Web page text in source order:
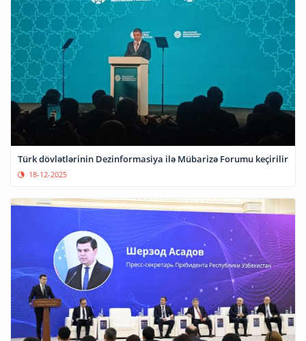
Türk dövlətlərinin Dezinformasiya ilə Mübarizə Forumu keçirilir
18-12-2025